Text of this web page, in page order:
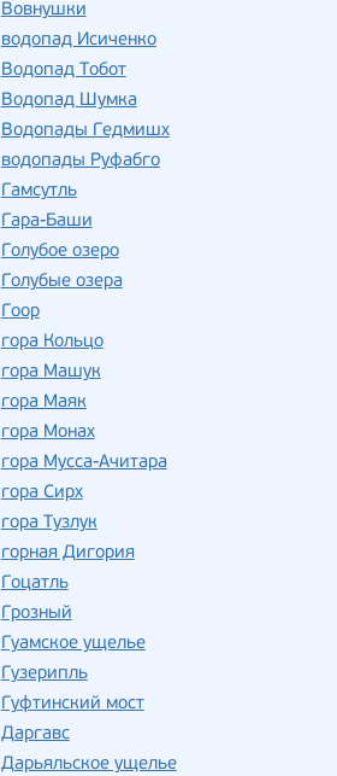
Вовнушки
водопад Исиченко
Водопад Тобот
Водопад Шумка
Водопады Гедмишх
водопады Руфабго
Гамсутль
Гара-Баши
Голубое озеро
Голубые озера
Гоор
гора Кольцо
гора Машук
гора Маяк
гора Монах
гора Мусса-Ачитара
гора Сирх
гора Тузлук
горная Дигория
Гоцатль
Грозный
Гуамское ущелье
Гузерипль
Гуфтинский мост
Даргавс
Дарьяльское ущелье